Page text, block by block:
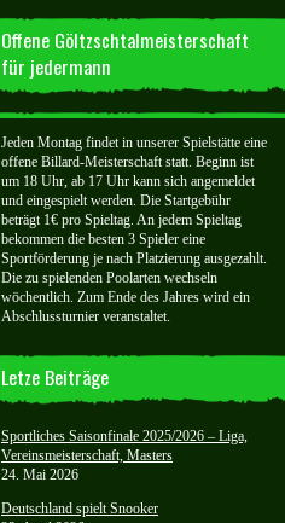
Offene Göltzschtalmeisterschaft
für jedermann
Jeden Montag findet in unserer Spielstätte eine
offene Billard-Meisterschaft statt. Beginn ist
um 18 Uhr, ab 17 Uhr kann sich angemeldet
und eingespielt werden. Die Startgebühr
beträgt 1€ pro Spieltag. An jedem Spieltag
bekommen die besten 3 Spieler eine
Sportförderung je nach Platzierung ausgezahlt.
Die zu spielenden Poolarten wechseln
wöchentlich. Zum Ende des Jahres wird ein
Abschlussturnier veranstaltet.
Letze Beiträge
Sportliches Saisonfinale 2025/2026 – Liga,
Vereinsmeisterschaft, Masters
24. Mai 2026
Deutschland spielt Snooker